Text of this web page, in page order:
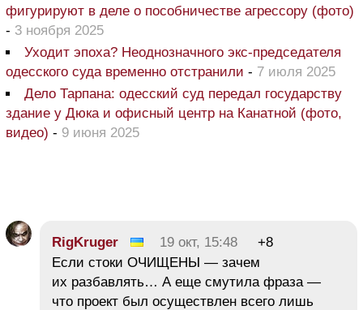
фигурируют в деле о пособничестве агрессору (фото)
- 3 ноября 2025
Уходит эпоха? Неоднозначного экс-председателя
одесского суда временно отстранили - 7 июля 2025
Дело Тарпана: одесский суд передал государству
здание у Дюка и офисный центр на Канатной (фото,
видео) - 9 июня 2025
RigKruger 19 окт, 15:48
+8
Если стоки ОЧИЩЕНЫ — зачем
их разбавлять… А еще смутила фраза —
что проект был осуществлен всего лишь